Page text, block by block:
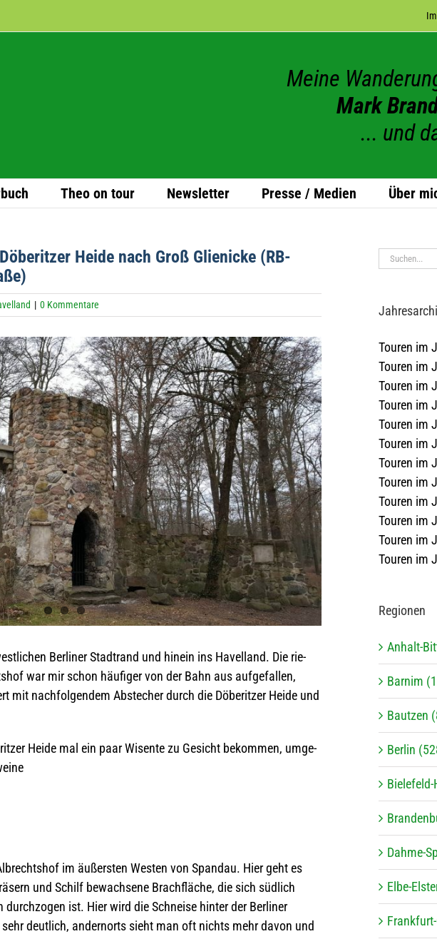
Meine
Mark
... und
Theo on tour News­let­ter Presse / Medien Über
Heide nach Groß Glie­ni­cke (RB-
| 0 Kommentare
Ber­li­ner Stadt­rand und hin­ein ins Havel­land. Die rie­
war mir schon häu­fi­ger von der Bahn aus auf­ge­fal­len,
mit nach­fol­gen­dem Abste­cher durch die Döbe­rit­zer Heide und
Heide mal ein paar Wisente zu Gesicht bekom­men, umge­
im äußers­ten Wes­ten von Span­dau. Hier geht es
und Schilf bewach­sene Brach­flä­che, die sich süd­lich
ist. Hier wird die Schneise hin­ter der Ber­li­ner
deut­lich, andern­orts sieht man oft nichts mehr davon und
Suche
Touren im
Touren im
Touren im
Touren im
Touren im
Touren im
Touren im
Touren im
Touren im
Touren im
Touren im
Touren im
Regio­nen
Anhalt-
Barnim
Bautzen
Berlin
Dahme-
Elbe-